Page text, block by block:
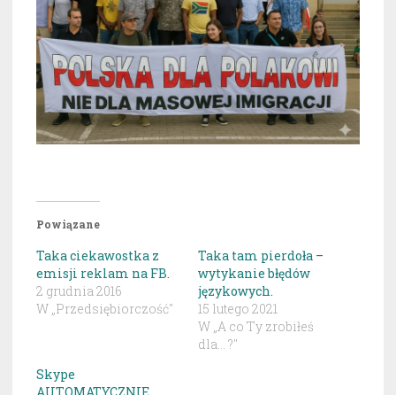
Powiązane
Taka ciekawostka z
emisji reklam na FB.
2 grudnia 2016
W „Przedsiębiorczość"
Taka tam pierdoła –
wytykanie błędów
językowych.
15 lutego 2021
W „A co Ty zrobiłeś
dla... ?"
Skype